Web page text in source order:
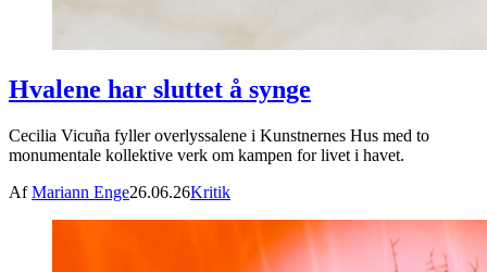
Hvalene har sluttet å synge
Cecilia Vicuña fyller overlyssalene i Kunstnernes Hus med to
monumentale kollektive verk om kampen for livet i havet.
AfMariann Enge26.06.26Kritik